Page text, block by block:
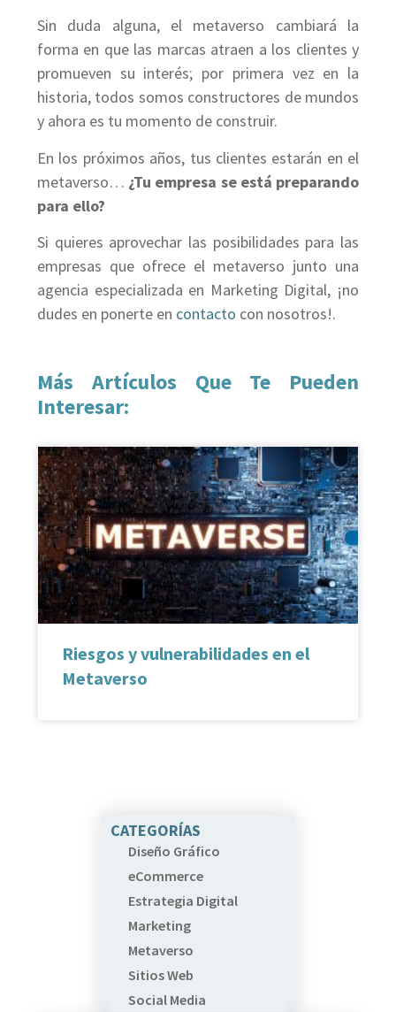
Sin duda alguna, el metaverso cambiará la
forma en que las marcas atraen a los clientes y
promueven su interés; por primera vez en la
historia, todos somos constructores de mundos
y ahora es tu momento de construir.
En los próximos años, tus clientes estarán en el
metaverso… ¿Tu empresa se está preparando
para ello?
Si quieres aprovechar las posibilidades para las
empresas que ofrece el metaverso junto una
agencia especializada en Marketing Digital, ¡no
dudes en ponerte en contacto con nosotros!.
Más Artículos Que Te Pueden
Interesar:
Riesgos y vulnerabilidades en el
Metaverso
CATEGORÍAS
Diseño Gráfico
eCommerce
Estrategia Digital
Marketing
Metaverso
Sitios Web
Social Media